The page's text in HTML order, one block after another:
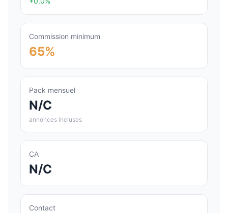
Commission minimum
65%
Pack mensuel
N/C
annonces incluses
CA
N/C
Contact